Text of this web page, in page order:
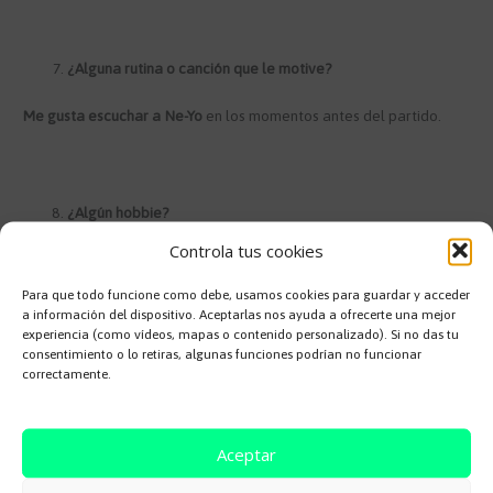
Controla tus cookies
Para que todo funcione como debe, usamos cookies para guardar y acceder
a información del dispositivo. Aceptarlas nos ayuda a ofrecerte una mejor
experiencia (como vídeos, mapas o contenido personalizado). Si no das tu
consentimiento o lo retiras, algunas funciones podrían no funcionar
correctamente.
Aceptar
¿Alguna rutina o canción que le motive?
Me gusta escuchar a Ne-Yo en los momentos antes del partido.
¿Algún hobbie?
No tengo ningún hobbie, mato el tiempo libre con planes
¿Jugador más complicado contra el que se ha enfrentado?
Este año,Borja Mayoral del Real MadridCastilla.